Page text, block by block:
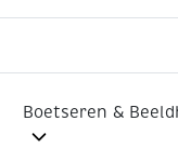
Boetseren &